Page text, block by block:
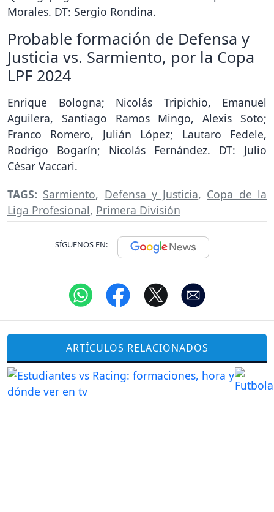
Morales. DT: Sergio Rondina.
Probable formación de Defensa y
Justicia vs. Sarmiento, por la Copa
LPF 2024
Enrique Bologna; Nicolás Tripichio, Emanuel
Aguilera, Santiago Ramos Mingo, Alexis Soto;
Franco Romero, Julián López; Lautaro Fedele,
Rodrigo Bogarín; Nicolás Fernández. DT: Julio
César Vaccari.
TAGS: Sarmiento, Defensa y Justicia, Copa de la
Liga Profesional, Primera División
SÍGUENOS EN:
ARTÍCULOS RELACIONADOS